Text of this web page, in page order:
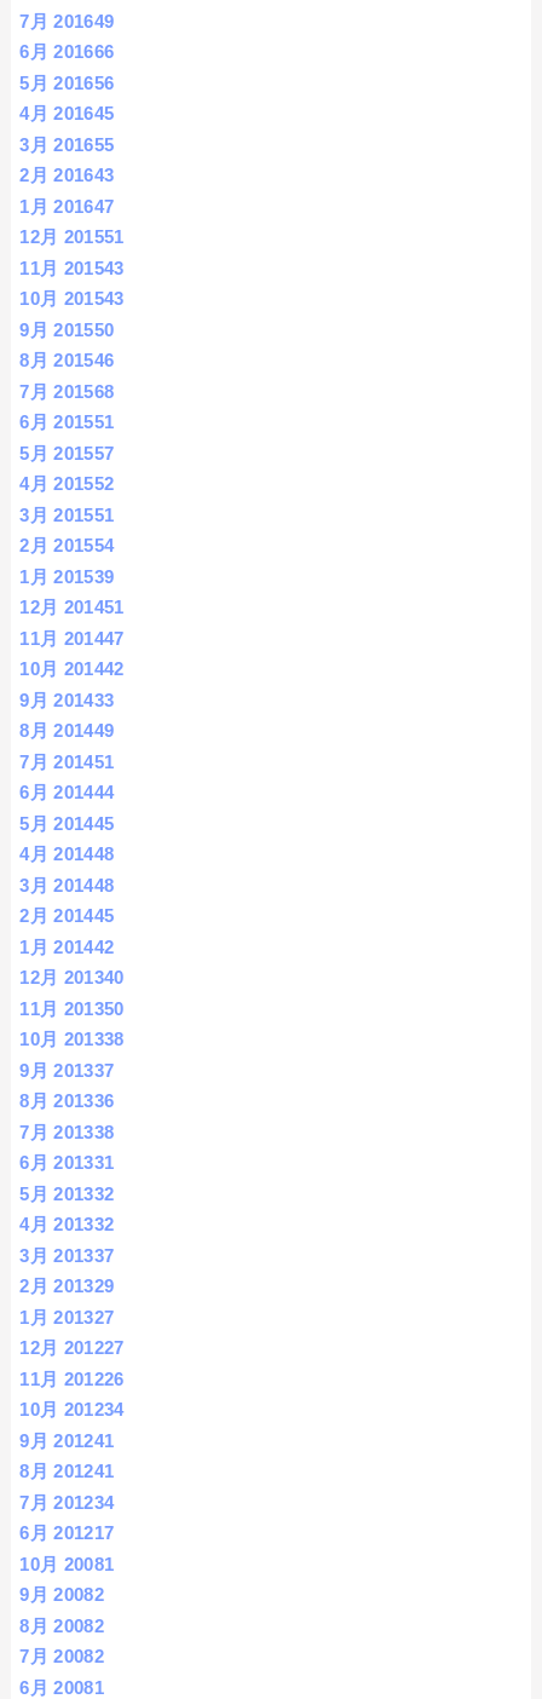
7月 201649
6月 201666
5月 201656
4月 201645
3月 201655
2月 201643
1月 201647
12月 201551
11月 201543
10月 201543
9月 201550
8月 201546
7月 201568
6月 201551
5月 201557
4月 201552
3月 201551
2月 201554
1月 201539
12月 201451
11月 201447
10月 201442
9月 201433
8月 201449
7月 201451
6月 201444
5月 201445
4月 201448
3月 201448
2月 201445
1月 201442
12月 201340
11月 201350
10月 201338
9月 201337
8月 201336
7月 201338
6月 201331
5月 201332
4月 201332
3月 201337
2月 201329
1月 201327
12月 201227
11月 201226
10月 201234
9月 201241
8月 201241
7月 201234
6月 201217
10月 20081
9月 20082
8月 20082
7月 20082
6月 20081